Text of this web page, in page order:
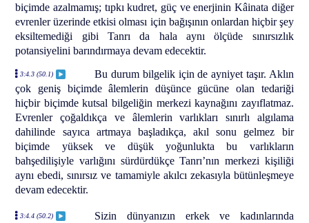
biçimde azalmamış; tıpkı kudret, güç ve enerjinin Kâinata diğer
evrenler üzerinde etkisi olması için bağışının onlardan hiçbir şey
eksiltemediği gibi Tanrı da hala aynı ölçüde sınırsızlık
potansiyelini barındırmaya devam edecektir.
3:4.3 (50.1)
Bu durum bilgelik için de ayniyet taşır. Aklın
çok geniş biçimde âlemlerin düşünce gücüne olan tedariği
hiçbir biçimde kutsal bilgeliğin merkezi kaynağını zayıflatmaz.
Evrenler çoğaldıkça ve âlemlerin varlıkları sınırlı algılama
dahilinde sayıca artmaya başladıkça, akıl sonu gelmez bir
biçimde yüksek ve düşük yoğunlukta bu varlıkların
bahşedilişiyle varlığını sürdürdükçe Tanrı’nın merkezi kişiliği
aynı ebedi, sınırsız ve tamamiyle akılcı zekasıyla bütünleşmeye
devam edecektir.
3:4.4 (50.2)
Sizin dünyanızın erkek ve kadınlarında